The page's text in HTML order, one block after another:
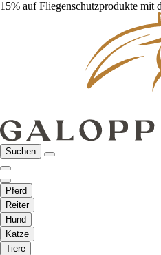
15% auf Fliegenschutzprodukte mit
Suchen
Pferd
Reiter
Hund
Katze
Tiere